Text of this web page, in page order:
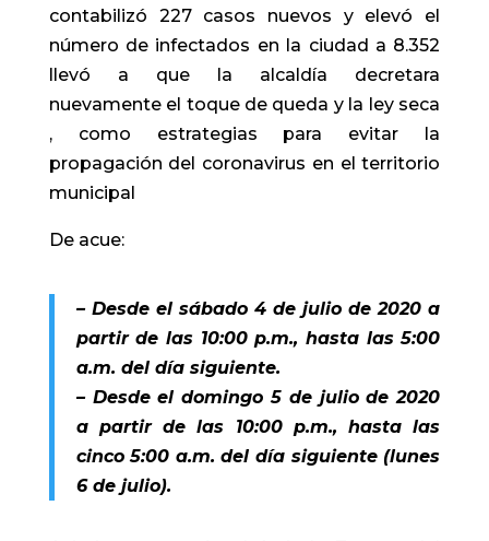
contabilizó 227 casos nuevos y elevó el
número de infectados en la ciudad a 8.352
llevó a que la alcaldía decretara
nuevamente el toque de queda y la ley seca
, como estrategias para evitar la
propagación del coronavirus en el territorio
municipal
De acue:
– Desde el sábado 4 de julio de 2020 a
partir de las 10:00 p.m., hasta las 5:00
a.m. del día siguiente.
– Desde el domingo 5 de julio de 2020
a partir de las 10:00 p.m., hasta las
cinco 5:00 a.m. del día siguiente (lunes
6 de julio).